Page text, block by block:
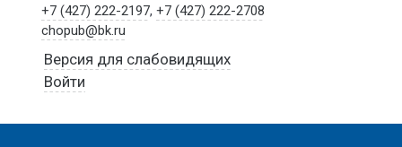
+7 (427) 222-2197,+7 (427) 222-2708
chopub@bk.ru
Версия для слабовидящих
Войти